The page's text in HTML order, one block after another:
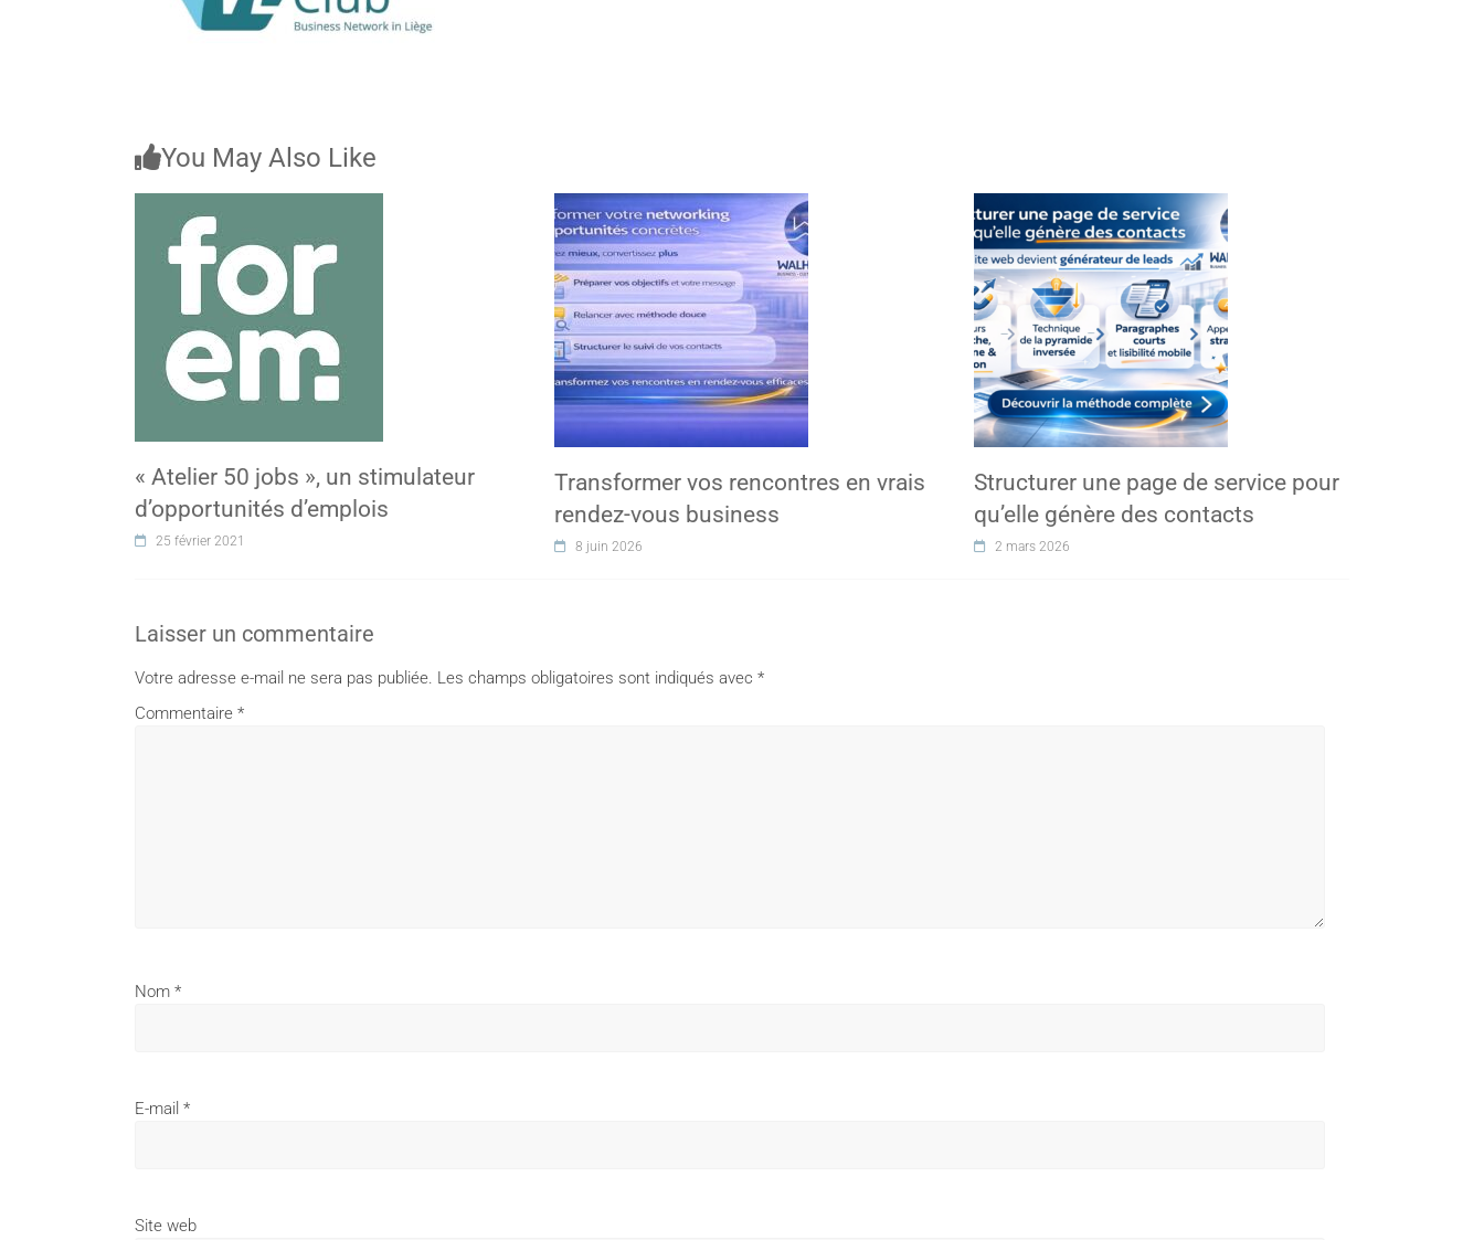
You May Also Like
« Atelier 50 jobs », un stimulateur
d’opportunités d’emplois
25 février 2021
Transformer vos rencontres en vrais
rendez-vous business
8 juin 2026
Structurer une page de service pour
qu’elle génère des contacts
2 mars 2026
Laisser un commentaire
Votre adresse e-mail ne sera pas publiée. Les champs obligatoires sont indiqués avec *
Commentaire *
Nom *
E-mail *
Site web